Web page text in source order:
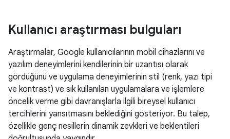
Kullanıcı araştırması bulguları
Araştırmalar, Google kullanıcılarının mobil cihazlarını ve
yazılım deneyimlerini kendilerinin bir uzantısı olarak
gördüğünü ve uygulama deneyimlerinin stil (renk, yazı tipi
ve kontrast) ve sık kullanılan uygulamalara ve işlemlere
öncelik verme gibi davranışlarla ilgili bireysel kullanıcı
tercihlerini yansıtmasını beklediğini gösteriyor. Bu talep,
özellikle genç nesillerin dinamik zevkleri ve beklentileri